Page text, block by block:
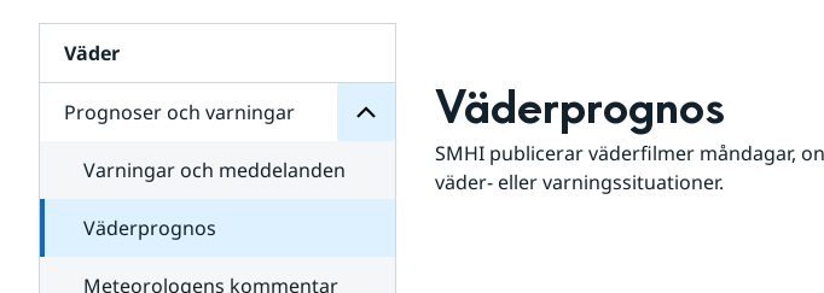
Väder
Prognoser och varningar
för
Varningar och meddelanden
Väderprognos
Meteorologens kommentar
Väderprognos
SMHI publicerar väderfilmer måndagar,
väder- eller varningssituationer.